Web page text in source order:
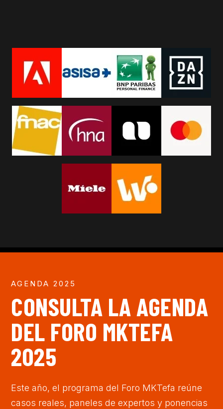
AGENDA 2025
CONSULTA LA AGENDA
DEL FORO MKTEFA
2025
Este año, el programa del Foro MKTefa reúne
casos reales, paneles de expertos y ponencias